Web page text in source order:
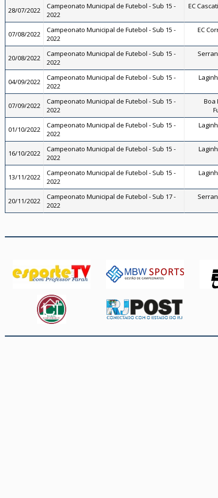
28/07/2022
Campeonato Municipal de Futebol - Sub 15 -
2022
EC
07/08/2022
Campeonato Municipal de Futebol - Sub 15 -
2022
EC
20/08/2022
Campeonato Municipal de Futebol - Sub 15 -
2022
04/09/2022
Campeonato Municipal de Futebol - Sub 15 -
2022
07/09/2022
Campeonato Municipal de Futebol - Sub 15 -
2022
Boa
01/10/2022
Campeonato Municipal de Futebol - Sub 15 -
2022
16/10/2022
Campeonato Municipal de Futebol - Sub 15 -
2022
13/11/2022
Campeonato Municipal de Futebol - Sub 15 -
2022
20/11/2022
Campeonato Municipal de Futebol - Sub 17 -
2022